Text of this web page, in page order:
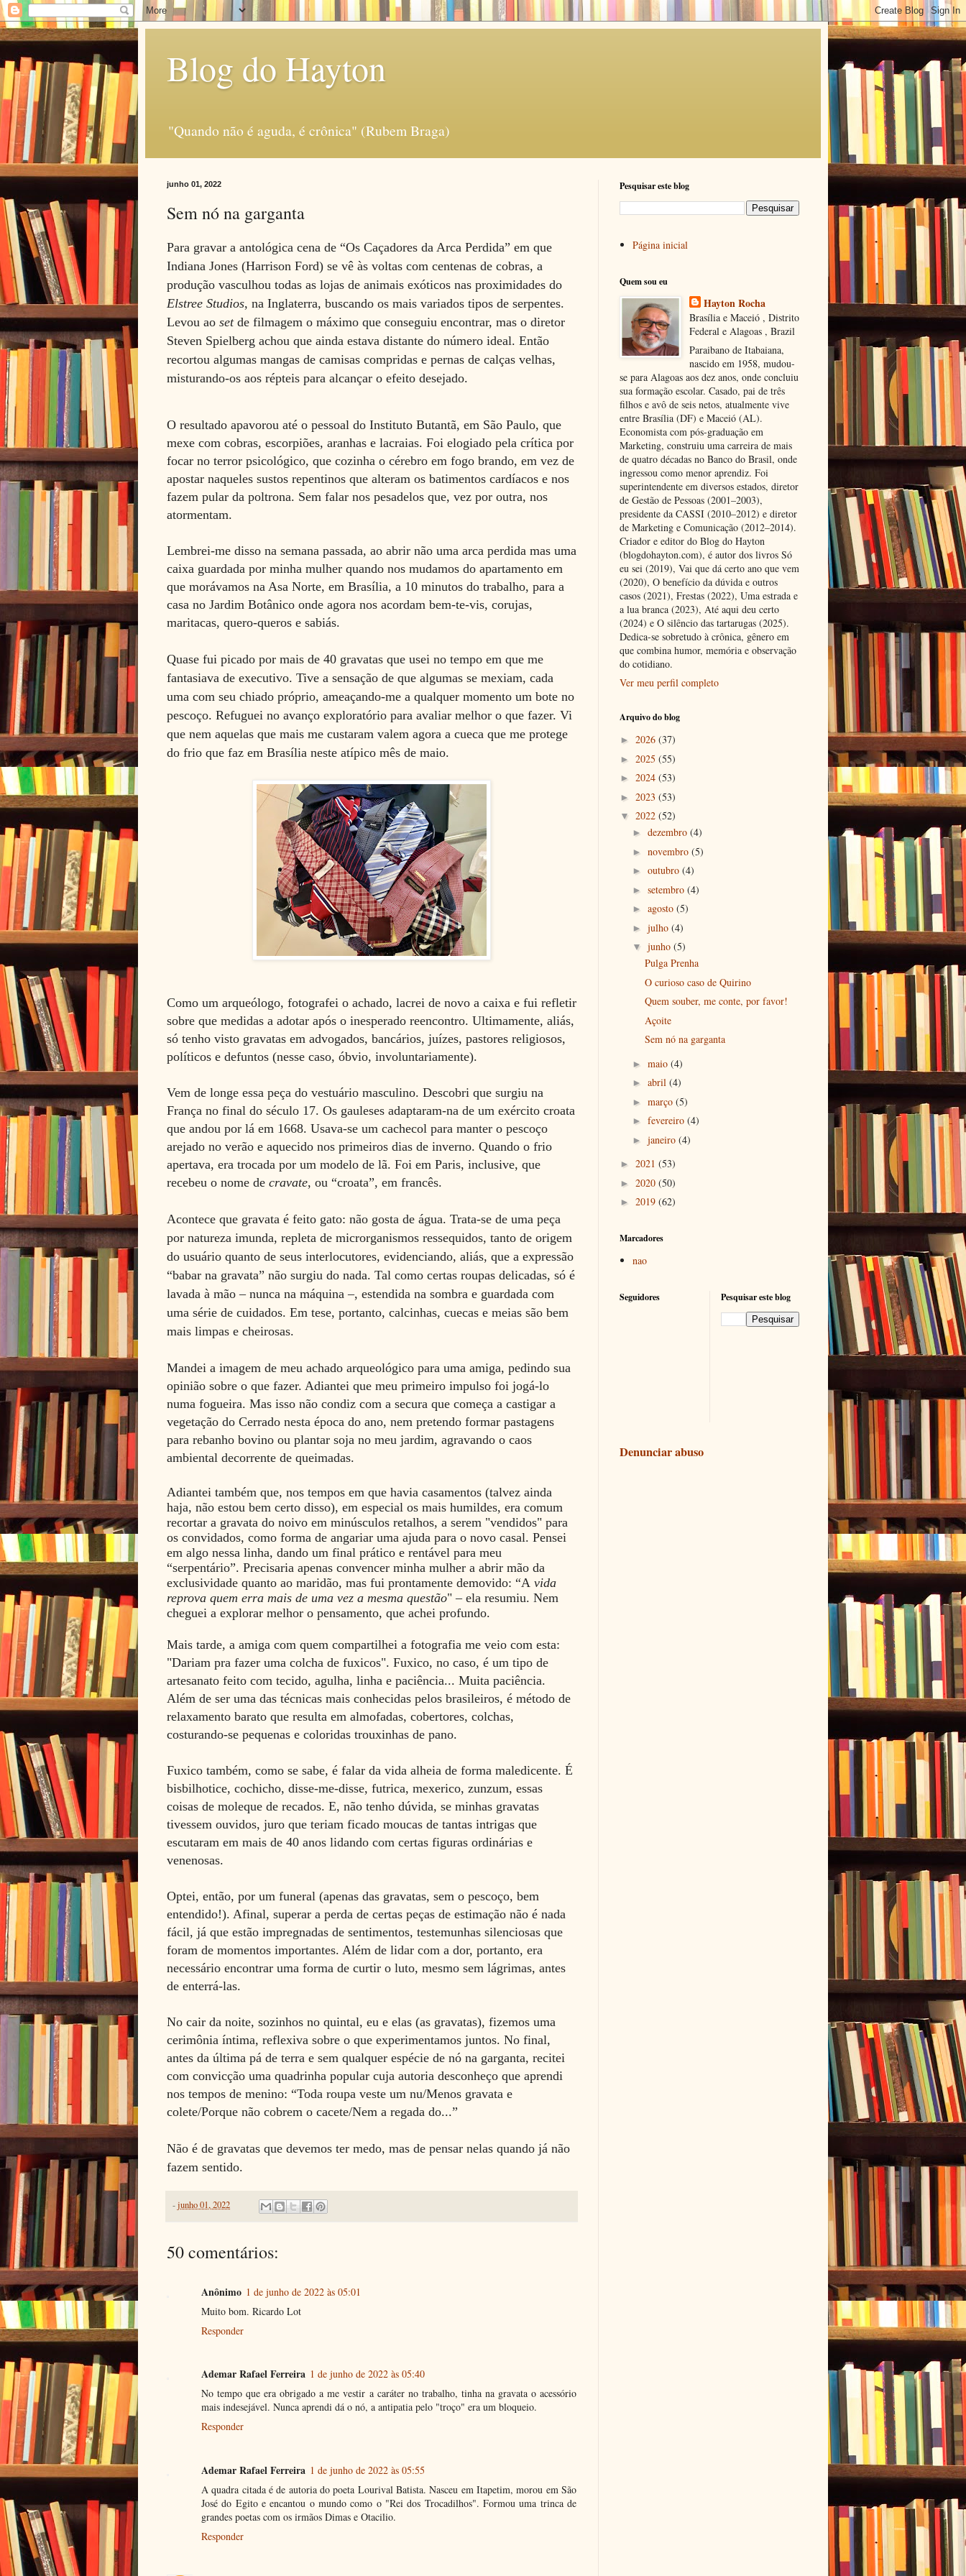
Blog do Hayton
"Quando não é aguda, é crônica" (Rubem Braga)
junho 01, 2022
Sem nó na garganta
Para gravar a antológica cena de “Os Caçadores da Arca Perdida” em que
Indiana Jones (Harrison Ford) se vê às voltas com centenas de cobras, a
produção vasculhou todas as lojas de animais exóticos nas proximidades do
Elstree Studios, na Inglaterra, buscando os mais variados tipos de serpentes.
Levou ao setde filmagem o máximo que conseguiu encontrar, mas o diretor
Steven Spielberg achou que ainda estava distante do número ideal. Então
recortou algumas mangas de camisas compridas e pernas de calças velhas,
misturando-os aos répteis para alcançar o efeito desejado.
O resultado apavorou até o pessoal do Instituto Butantã, em São Paulo, que
mexe com cobras, escorpiões, aranhas e lacraias. Foi elogiado pela crítica por
focar no terror psicológico, que cozinha o cérebro em fogo brando, em vez de
apostar naqueles sustos repentinos que alteram os batimentos cardíacos e nos
fazem pular da poltrona. Sem falar nos pesadelos que, vez por outra, nos
atormentam.
Lembrei-me disso na semana passada, ao abrir não uma arca perdida mas uma
caixa guardada por minha mulher quando nos mudamos do apartamento em
que morávamos na Asa Norte, em Brasília, a 10 minutos do trabalho, para a
casa no Jardim Botânico onde agora nos acordam bem-te-vis, corujas,
maritacas, quero-queros e sabiás.
Quase fui picado por mais de 40 gravatas que usei no tempo em que me
fantasiava de executivo. Tive a sensação de que algumas se mexiam, cada
uma com seu chiado próprio, ameaçando-me a qualquer momento um bote no
pescoço. Refuguei no avanço exploratório para avaliar melhor o que fazer. Vi
que nem aquelas que mais me custaram valem agora a cueca que me protege
do frio que faz em Brasília neste atípico mês de maio.
Como um arqueólogo, fotografei o achado, lacrei de novo a caixa e fui refletir
sobre que medidas a adotar após o inesperado reencontro. Ultimamente, aliás,
só tenho visto gravatas em advogados, bancários, juízes, pastores religiosos,
políticos e defuntos (nesse caso, óbvio, involuntariamente).
Vem de longe essa peça do vestuário masculino. Descobri que surgiu na
França no final do século 17. Os gauleses adaptaram-na de um exército croata
que andou por lá em 1668. Usava-se um cachecol para manter o pescoço
arejado no verão e aquecido nos primeiros dias de inverno. Quando o frio
apertava, era trocada por um modelo de lã. Foi em Paris, inclusive, que
recebeu o nome de cravate, ou “croata”, em francês.
Acontece que gravata é feito gato: não gosta de água. Trata-se de uma peça
por natureza imunda, repleta de microrganismos ressequidos, tanto de origem
do usuário quanto de seus interlocutores, evidenciando, aliás, que a expressão
“babar na gravata” não surgiu do nada. Tal como certas roupas delicadas, só é
lavada à mão – nunca na máquina –, estendida na sombra e guardada com
uma série de cuidados. Em tese, portanto, calcinhas, cuecas e meias são bem
mais limpas e cheirosas.
Mandei a imagem de meu achado arqueológico para uma amiga, pedindo sua
opinião sobre o que fazer. Adiantei que meu primeiro impulso foi jogá-lo
numa fogueira. Mas isso não condiz com a secura que começa a castigar a
vegetação do Cerrado nesta época do ano, nem pretendo formar pastagens
para rebanho bovino ou plantar soja no meu jardim, agravando o caos
ambiental decorrente de queimadas.
Adiantei também que, nos tempos em que havia casamentos (talvez ainda
haja, não estou bem certo disso), em especial os mais humildes, era comum
recortar a gravata do noivo em minúsculos retalhos, a serem "vendidos" para
os convidados, como forma de angariar uma ajuda para o novo casal. Pensei
em algo nessa linha, dando um final prático e rentável para meu
“serpentário”. Precisaria apenas convencer minha mulher a abrir mão da
exclusividade quanto ao maridão, mas fui prontamente demovido: “A vida
reprova quem erra mais de uma vez a mesma questão" – ela resumiu. Nem
cheguei a explorar melhor o pensamento, que achei profundo.
Mais tarde, a amiga com quem compartilhei a fotografia me veio com esta:
"Dariam pra fazer uma colcha de fuxicos". Fuxico, no caso, é um tipo de
artesanato feito com tecido, agulha, linha e paciência... Muita paciência.
Além de ser uma das técnicas mais conhecidas pelos brasileiros, é método de
relaxamento barato que resulta em almofadas, cobertores, colchas,
costurando-se pequenas e coloridas trouxinhas de pano.
Fuxico também, como se sabe, é falar da vida alheia de forma maledicente. É
bisbilhotice, cochicho, disse-me-disse, futrica, mexerico, zunzum, essas
coisas de moleque de recados. E, não tenho dúvida, se minhas gravatas
tivessem ouvidos, juro que teriam ficado moucas de tantas intrigas que
escutaram em mais de 40 anos lidando com certas figuras ordinárias e
venenosas.
Optei, então, por um funeral (apenas das gravatas, sem o pescoço, bem
entendido!). Afinal, superar a perda de certas peças de estimação não é nada
fácil, já que estão impregnadas de sentimentos, testemunhas silenciosas que
foram de momentos importantes. Além de lidar com a dor, portanto, era
necessário encontrar uma forma de curtir o luto, mesmo sem lágrimas, antes
de enterrá-las.
No cair da noite, sozinhos no quintal, eu e elas (as gravatas), fizemos uma
cerimônia íntima, reflexiva sobre o que experimentamos juntos. No final,
antes da última pá de terra e sem qualquer espécie de nó na garganta, recitei
com convicção uma quadrinha popular cuja autoria desconheço que aprendi
nos tempos de menino: “Toda roupa veste um nu/Menos gravata e
colete/Porque não cobrem o cacete/Nem a regada do...”
Não é de gravatas que devemos ter medo, mas de pensar nelas quando já não
fazem sentido.
-junho 01, 2022
50 comentários:
Anônimo 1 de junho de 2022 às 05:01
Muito bom. Ricardo Lot
Responder
Ademar Rafael Ferreira 1 de junho de 2022 às 05:40
No tempo que era obrigado a me vestir a caráter no trabalho, tinha na gravata o acessório
mais indesejável. Nunca aprendi dá o nó, a antipatia pelo "troço" era um bloqueio.
Responder
Ademar Rafael Ferreira 1 de junho de 2022 às 05:55
A quadra citada é de autoria do poeta Lourival Batista. Nasceu em Itapetim, morou em São
José do Egito e encantou o mundo como o "Rei dos Trocadilhos". Formou uma trinca de
grandes poetas com os irmãos Dimas e Otacilio.
Responder
Pesquisar este blog
Página inicial
Quem sou eu
Hayton Rocha
Brasília e Maceió , Distrito
Federal e Alagoas , Brazil
Paraibano de Itabaiana,
nascido em 1958, mudou-
se para Alagoas aos dez anos, onde concluiu
sua formação escolar. Casado, pai de três
filhos e avô de seis netos, atualmente vive
entre Brasília (DF) e Maceió (AL).
Economista com pós-graduação em
Marketing, construiu uma carreira de mais
de quatro décadas no Banco do Brasil, onde
ingressou como menor aprendiz. Foi
superintendente em diversos estados, diretor
de Gestão de Pessoas (2001–2003),
presidente da CASSI (2010–2012) e diretor
de Marketing e Comunicação (2012–2014).
Criador e editor do Blog do Hayton
(blogdohayton.com), é autor dos livros Só
eu sei (2019), Vai que dá certo ano que vem
(2020), O benefício da dúvida e outros
casos (2021), Frestas (2022), Uma estrada e
a lua branca (2023), Até aqui deu certo
(2024) e O silêncio das tartarugas (2025).
Dedica-se sobretudo à crônica, gênero em
que combina humor, memória e observação
do cotidiano.
Ver meu perfil completo
Arquivo do blog
► 2026 (37)
► 2025 (55)
► 2024 (53)
► 2023 (53)
▼ 2022 (52)
► dezembro (4)
► novembro (5)
► outubro (4)
► setembro (4)
► agosto (5)
► julho (4)
▼ junho (5)
Pulga Prenha
O curioso caso de Quirino
Quem souber, me conte, por favor!
Açoite
Sem nó na garganta
► maio (4)
► abril (4)
► março (5)
► fevereiro (4)
► janeiro (4)
► 2021 (53)
► 2020 (50)
► 2019 (62)
Marcadores
nao
Seguidores Pesquisar este blog
Denunciar abuso